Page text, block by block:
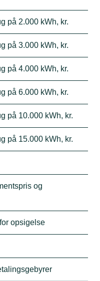
på 2.000 kWh, kr.
på 3.000 kWh, kr.
på 4.000 kWh, kr.
på 6.000 kWh, kr.
på 10.000 kWh, kr.
på 15.000 kWh, kr.
og
opsigelse